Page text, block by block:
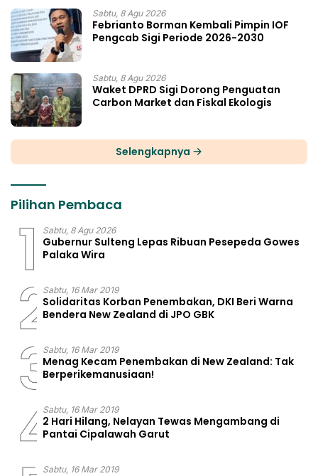
Sabtu, 8 Agu 2026
Febrianto Borman Kembali Pimpin IOF
Pengcab Sigi Periode 2026-2030
Sabtu, 8 Agu 2026
Waket DPRD Sigi Dorong Penguatan
Carbon Market dan Fiskal Ekologis
Selengkapnya
Pilihan Pembaca
1 Sabtu, 8 Agu 2026
Gubernur Sulteng Lepas Ribuan Pesepeda Gowes
Palaka Wira
2Sabtu, 16 Mar 2019
Solidaritas Korban Penembakan, DKI Beri Warna
Bendera New Zealand di JPO GBK
3Sabtu, 16 Mar 2019
Menag Kecam Penembakan di New Zealand: Tak
Berperikemanusiaan!
4Sabtu, 16 Mar 2019
2 Hari Hilang, Nelayan Tewas Mengambang di
Pantai Cipalawah Garut
Sabtu, 16 Mar 2019